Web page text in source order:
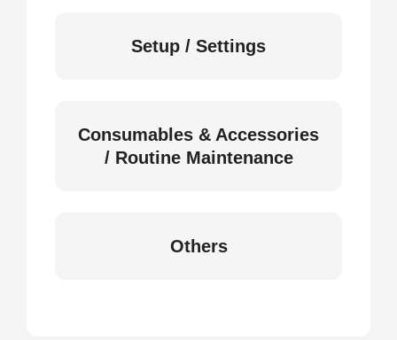
Setup / Settings
Consumables & Accessories
/ Routine Maintenance
Others